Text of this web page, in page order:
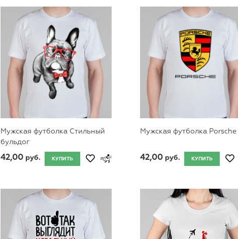
Мужская футболка Стильный
бульдог
КУПИТЬ
42,00 руб.
Мужская футболка Porsche
КУПИТЬ
42,00 руб.